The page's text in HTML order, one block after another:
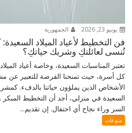
يونيو 23, 2026 الجمهورية
فن التخطيط لأعياد الميلاد
تُنسى لعائلتكِ وشريك حياتكِ؟
تعتبر المناسبات السعيدة، وخاصة أعياد
كل أسرة، حيث تمنحنا الفرصة للتعبير عن
الأشخاص الذين يملؤون حياتنا بالدفء.
السعيدة في منزلي، أجد أن التخطيط
السر وراء نجاح أي احتفال. إن تقديم...
منوعات